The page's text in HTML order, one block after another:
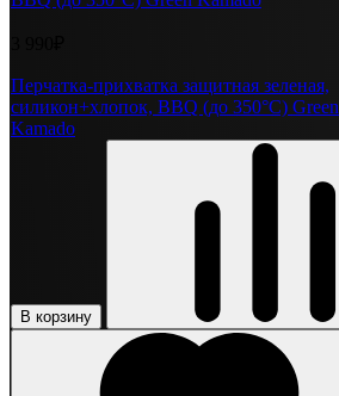
Перчатка-прихватка защитная зеленая,
силикон+хлопок, BBQ (до 350°С) Green
Kamado
В корзину